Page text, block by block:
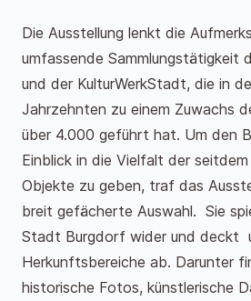
Die Ausstellung lenkt die
umfassende Sammlungstätigkeit
und der KulturWerkStadt, die in
Jahrzehnten zu einem Zuwachs
über 4.000 geführt hat. Um den
Einblick in die Vielfalt der
Objekte zu geben, traf das
breit gefächerte Auswahl. Sie
Stadt Burgdorf wider und deckt
Herkunftsbereiche ab. Darunter
historische Fotos, künstlerische